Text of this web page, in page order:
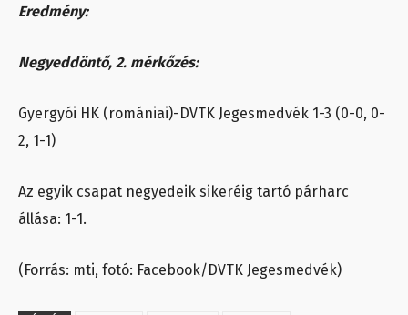
Eredmény:
Negyeddöntő, 2. mérkőzés:
Gyergyói HK (romániai)-DVTK Jegesmedvék 1-3 (0-0, 0-
2, 1-1)
Az egyik csapat negyedeik sikeréig tartó párharc
állása: 1-1.
(Forrás: mti, fotó: Facebook/DVTK Jegesmedvék)